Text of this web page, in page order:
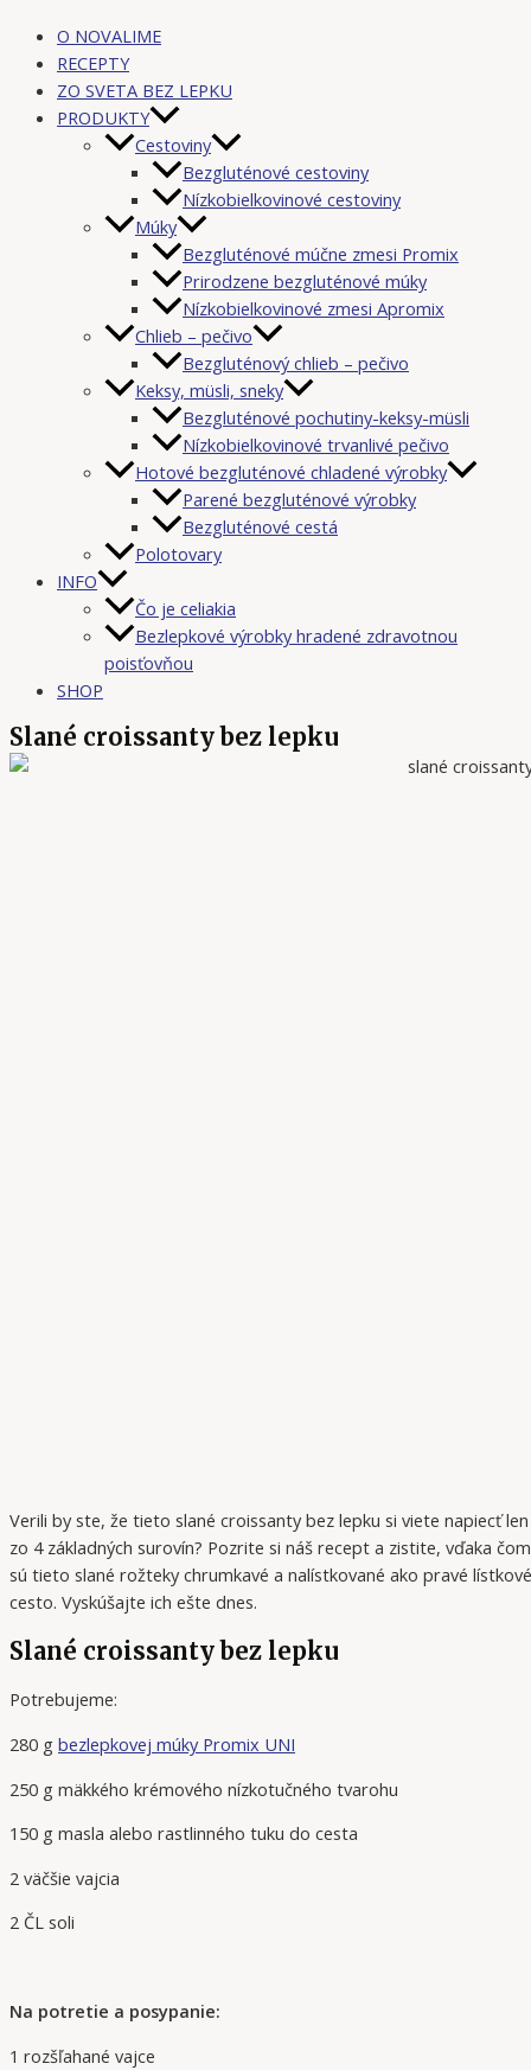
O NOVALIME
RECEPTY
ZO SVETA BEZ LEPKU
PRODUKTY
Cestoviny
Bezgluténové cestoviny
Nízkobielkovinové cestoviny
Múky
Bezgluténové múčne zmesi Promix
Prirodzene bezgluténové múky
Nízkobielkovinové zmesi Apromix
Chlieb – pečivo
Bezgluténový chlieb – pečivo
Keksy, müsli, sneky
Bezgluténové pochutiny-keksy-müsli
Nízkobielkovinové trvanlivé pečivo
Hotové bezgluténové chladené výrobky
Parené bezgluténové výrobky
Bezgluténové cestá
Polotovary
INFO
Čo je celiakia
Bezlepkové výrobky hradené zdravotnou
poisťovňou
SHOP
Slané croissanty bez lepku
Verili by ste, že tieto slané croissanty bez lepku si viete napiecť len
zo 4 základných surovín? Pozrite si náš recept a zistite, vďaka
sú tieto slané rožteky chrumkavé a nalístkované ako pravé lístkové
cesto. Vyskúšajte ich ešte dnes.
Slané croissanty bez lepku
Potrebujeme:
280 g bezlepkovej múky Promix UNI
250 g mäkkého krémového nízkotučného tvarohu
150 g masla alebo rastlinného tuku do cesta
2 väčšie vajcia
2 ČL soli
Na potretie a posypanie:
1 rozšľahané vajce